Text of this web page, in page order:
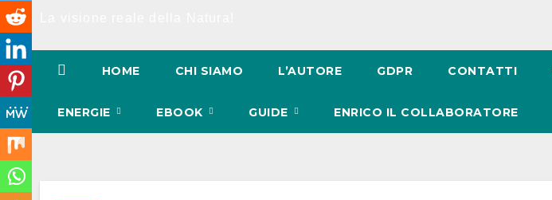
HOME CHI SIAMO L’AUTORE GDPR CONTATTI
ENERGIE EBOOK GUIDE ENRICO IL COLLABORATORE